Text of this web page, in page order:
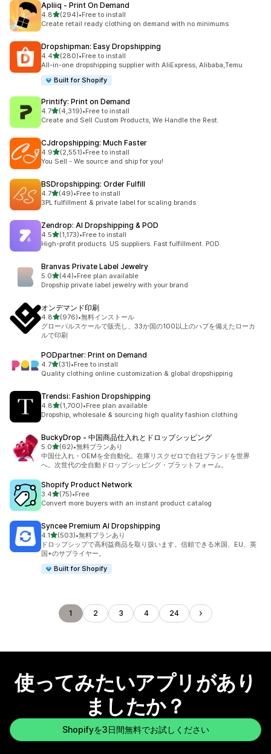
Apliiq ‑ Print On Demand
4.85つ星中
(294)
合計レビュー数：294件
•Free to install
Create retail ready clothing on demand with no minimums
Dropshipman: Easy Dropshipping
4.45つ星中
(280)
合計レビュー数：280件
•Free to install
All-in-one dropshipping supplier with AliExpress, Alibaba,Temu
Built for Shopify
Printify: Print on Demand
4.75つ星中
(4,319)
合計レビュー数：4319件
•Free to install
Create and Sell Custom Products, We Handle the Rest.
CJdropshipping: Much Faster
4.95つ星中
(2,551)
合計レビュー数：2551件
•Free to install
You Sell - We source and ship for you!
BSDropshipping: Order Fulfill
4.75つ星中
(49)
合計レビュー数：49件
•Free to install
3PL fulfillment & private label for scaling brands
Zendrop: AI Dropshipping & POD
4.55つ星中
(1,173)
合計レビュー数：1173件
•Free to install
High-profit products. US suppliers. Fast fulfillment. POD.
Branvas Private Label Jewelry
5.05つ星中
(44)
合計レビュー数：44件
•Free plan available
Dropship private label jewelry with your brand
オンデマンド印刷
4.85つ星中
(976)
合計レビュー数：976件
•無料インストール
グローバルスケールで販売し、33か国の100以上のハブを備えたローカ
ルで印刷
PODpartner: Print on Demand
4.75つ星中
(31)
合計レビュー数：31件
•Free to install
Quality clothing online customization & global dropshipping
Trendsi: Fashion Dropshipping
4.85つ星中
(1,700)
合計レビュー数：1700件
•Free plan available
Dropship, wholesale & sourcing high quality fashion clothing
BuckyDrop ‑ 中国商品仕入れとドロップシッピング
5.05つ星中
(62)
合計レビュー数：62件
•無料プランあり
中国仕入れ・OEMを全自動化。在庫リスクゼロで自社ブランドを世界
へ。次世代の全自動ドロップシッピング・プラットフォーム。
Shopify Product Network
3.45つ星中
(75)
合計レビュー数：75件
•Free
Convert more buyers with an instant product catalog
Syncee Premium AI Dropshipping
4.15つ星中
(503)
合計レビュー数：503件
•無料プランあり
ドロップシップで高利益商品を取り扱います。信頼できる米国、EU、英
国+のサプライヤー。
Built for Shopify
1 2 3 4 24
使ってみたいアプリがあり
ましたか？
Shopifyを3日間無料でお試しください